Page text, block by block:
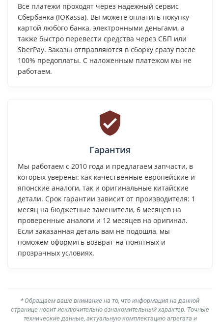
Все платежи проходят через надежный сервис
Сбербанка (ЮKassa). Вы можете оплатить покупку
картой любого банка, электронными деньгами, а
также быстро перевести средства через СБП или
SberPay. Заказы отправляются в сборку сразу после
100% предоплаты. С наложенным платежом мы не
работаем.
Гарантия
Мы работаем с 2010 года и предлагаем запчасти, в
которых уверены: как качественные европейские и
японские аналоги, так и оригинальные китайские
детали. Срок гарантии зависит от производителя: 1
месяц на бюджетные заменители, 6 месяцев на
проверенные аналоги и 12 месяцев на оригинал.
Если заказанная деталь вам не подошла, мы
поможем оформить возврат на понятных и
прозрачных условиях.
* Обращаем ваше внимание на то, что информация на данной
странице носит исключительно ознакомительный характер. Точные
технические данные, актуальную комплектацию агрегата и